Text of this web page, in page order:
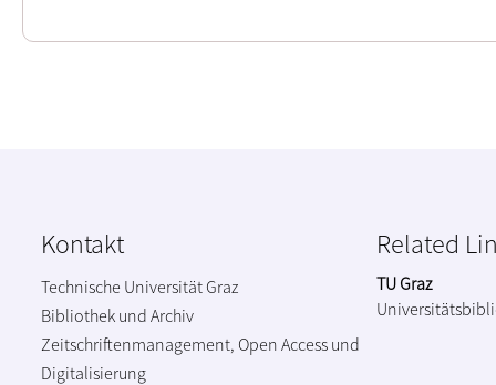
Kontakt
Technische Universität Graz
Bibliothek und Archiv
Zeitschriftenmanagement, Open Access und
Digitalisierung
Related
TU Graz